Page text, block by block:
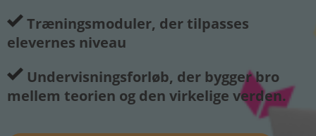
Træningsmoduler, der tilpasses
elevernes niveau
Undervisningsforløb, der bygger bro
mellem teorien og den virkelige verden.